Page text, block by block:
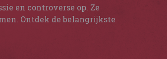
en controverse op. Ze
Ontdek de belangrijkste